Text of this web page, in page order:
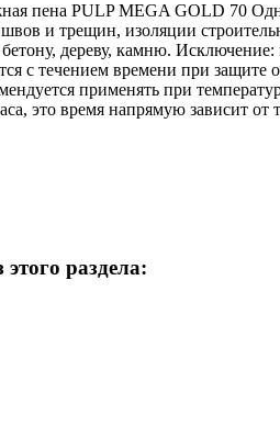
пена PULP MEGA GOLD 70
и трещин, изоляции
дереву, камню.
с течением времени при
применять при
это время напрямую зависит
раздела: